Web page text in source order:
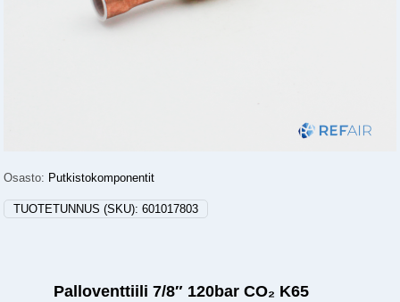
Osasto: Putkistokomponentit
TUOTETUNNUS (SKU):601017803
Palloventtiili 7/8″ 120bar CO₂ K65